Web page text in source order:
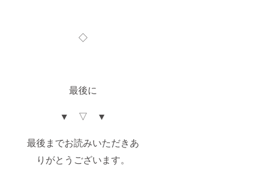
◇
最後に
▼ ▽ ▼
最後までお読みいただきあ
りがとうございます。